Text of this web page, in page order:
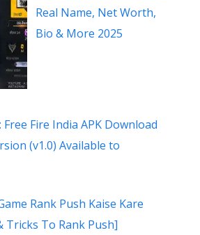
Real Name, Net Worth,
Bio & More 2025
Free Fire India APK Download
(v1.0) Available to
Rank Push Kaise Kare
Tricks To Rank Push]